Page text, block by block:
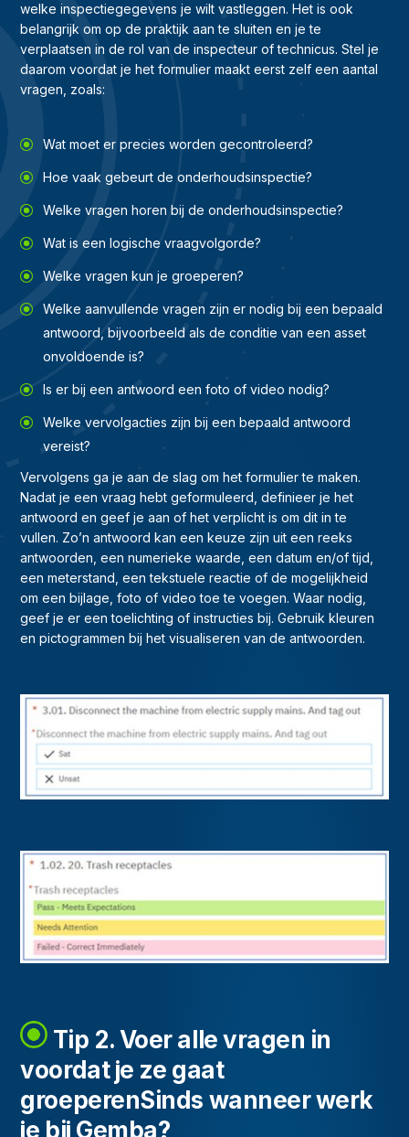
welke inspectiegegevens je wilt vastleggen. Het is ook
belangrijk om op de praktijk aan te sluiten en je te
verplaatsen in de rol van de inspecteur of technicus. Stel je
daarom voordat je het formulier maakt eerst zelf een aantal
vragen, zoals:
Wat moet er precies worden gecontroleerd?
Hoe vaak gebeurt de onderhoudsinspectie?
Welke vragen horen bij de onderhoudsinspectie?
Wat is een logische vraagvolgorde?
Welke vragen kun je groeperen?
Welke aanvullende vragen zijn er nodig bij een bepaald
antwoord, bijvoorbeeld als de conditie van een asset
onvoldoende is?
Is er bij een antwoord een foto of video nodig?
Welke vervolgacties zijn bij een bepaald antwoord
vereist?
Vervolgens ga je aan de slag om het formulier te maken.
Nadat je een vraag hebt geformuleerd, definieer je het
antwoord en geef je aan of het verplicht is om dit in te
vullen. Zo’n antwoord kan een keuze zijn uit een reeks
antwoorden, een numerieke waarde, een datum en/of tijd,
een meterstand, een tekstuele reactie of de mogelijkheid
om een bijlage, foto of video toe te voegen. Waar nodig,
geef je er een toelichting of instructies bij. Gebruik kleuren
en pictogrammen bij het visualiseren van de antwoorden.
Tip 2. Voer alle vragen in
voordat je ze gaat
groeperenSinds wanneer werk
je bij Gemba?